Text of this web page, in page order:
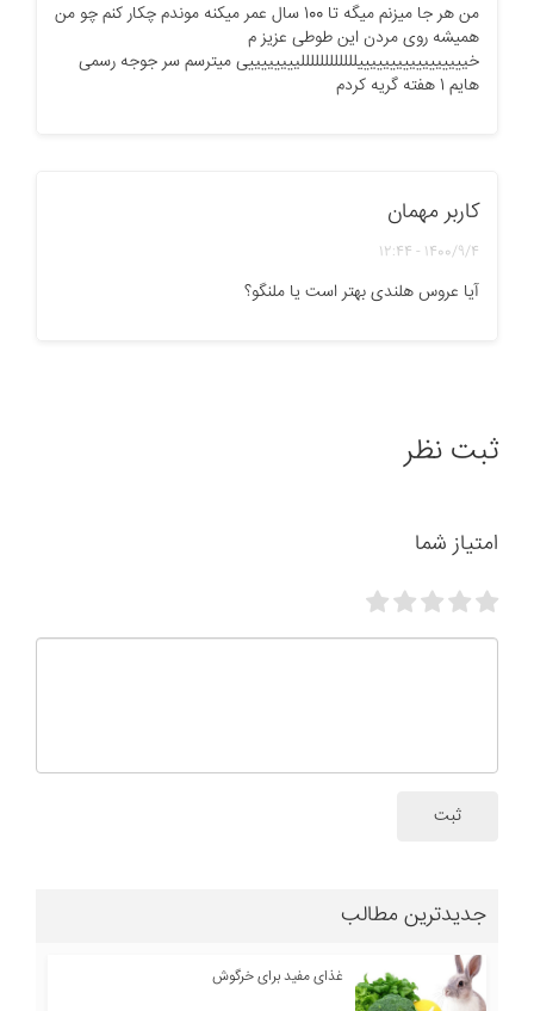
من هر جا میزنم میگه تا 100 سال عمر میکنه موندم چکار کنم چو من
همیشه روی مردن این طوطی عزیز م
خیییییییییییییییییللللللللللللییییییییی میترسم سر جوجه رسمی
هایم 1 هفته گریه کردم
کاربر مهمان
1400/9/4 - 12:44
آیا عروس هلندی بهتر است یا ملنگو؟
ثبت نظر
امتیاز شما
ثبت
جدیدترین مطالب
غذای مفید برای خرگوش